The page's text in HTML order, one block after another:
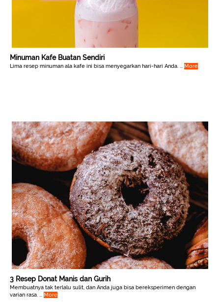
Minuman Kafe Buatan Sendiri
Lima resep minuman ala kafe ini bisa menyegarkan hari-hari Anda. ... More
3 Resep Donat Manis dan Gurih
Membuatnya tak terlalu sulit, dan Anda juga bisa bereksperimen dengan
varian rasa. ... More